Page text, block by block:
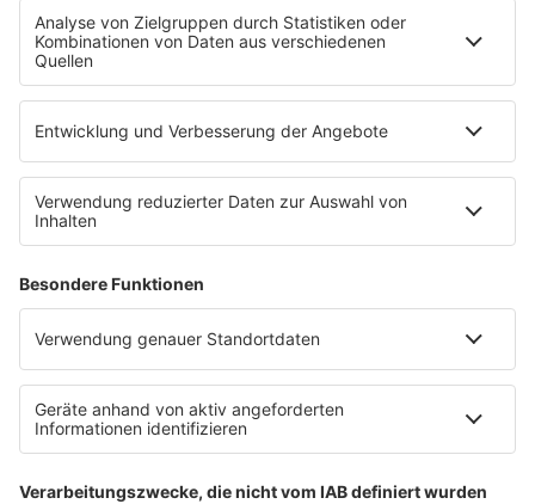
WERBUNG
Mediadaten und Preisliste
Ansprechpartner
Impressum
Datenschutz
Datenschutzeinstellungen
Datenverarbeitung bei Gewinnspielen
Teilnahmebedingungen
Gewinnspielregeln Social Media
KI-Leitlinie